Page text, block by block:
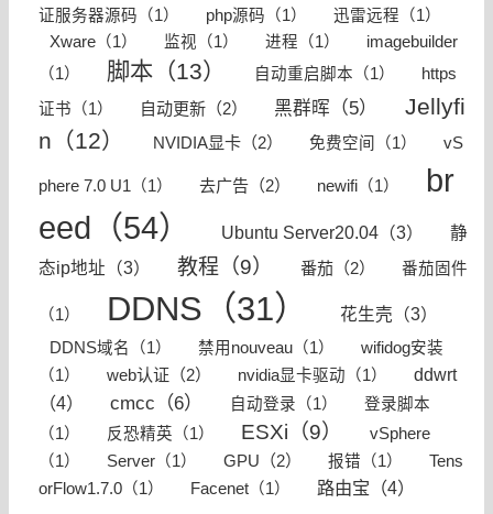
证服务器源码（1）
php源码（1）
迅雷远程（1）
Xware（1）
监视（1） 进程（1）
imagebuilder
（1）
脚本（13） 自动重启脚本（1）
https
证书（1）
自动更新（2） 黑群晖（5）
Jellyfi
n（12）
NVIDIA显卡（2） 免费空间（1） vS
phere 7.0 U1（1） 去广告（2） newifi（1）
br
eed（54）
Ubuntu Server20.04（3）
静
态ip地址（3）
教程（9） 番茄（2） 番茄固件
（1） DDNS（31） 花生壳（3）
DDNS域名（1） 禁用nouveau（1）
wifidog安装
（1）
web认证（2） nvidia显卡驱动（1）
ddwrt
（4）
cmcc（6） 自动登录（1）
登录脚本
（1）
反恐精英（1） ESXi（9）
vSphere
（1）
Server（1） GPU（2） 报错（1）
Tens
orFlow1.7.0（1）
Facenet（1） 路由宝（4）